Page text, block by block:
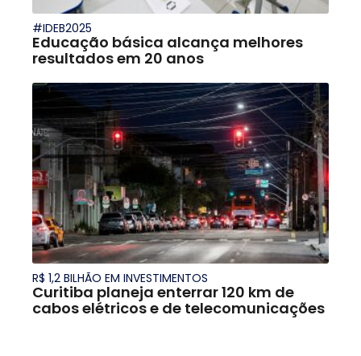
#IDEB2025
Educação básica alcança melhores
resultados em 20 anos
R$ 1,2 BILHÃO EM INVESTIMENTOS
Curitiba planeja enterrar 120 km de
cabos elétricos e de telecomunicações